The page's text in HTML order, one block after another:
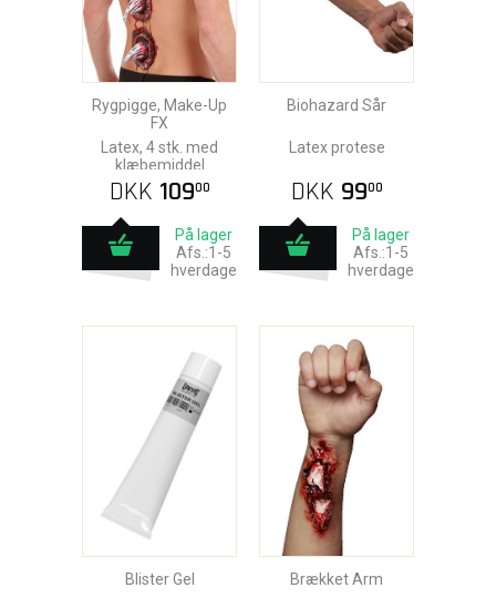
Rygpigge, Make-Up
FX
Latex, 4 stk. med
klæbemiddel
DKK 10900
På lager
Afs.:1-5
hverdage
Biohazard Sår
Latex protese
DKK 9900
På lager
Afs.:1-5
hverdage
Blister Gel Brækket Arm